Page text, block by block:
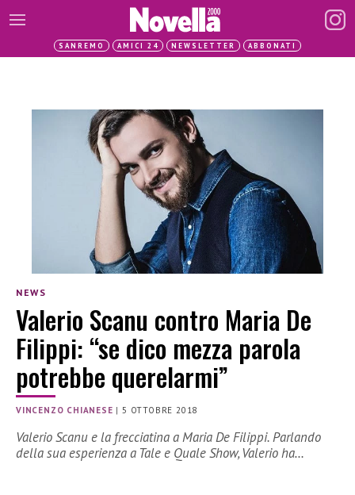
SANREMO AMICI 24 NEWSLETTER ABBONATI
NEWS
Valerio Scanu contro Maria De
Filippi: “se dico mezza parola
potrebbe querelarmi”
VINCENZO CHIANESE |5 OTTOBRE 2018
Valerio Scanu e la frecciatina a Maria De Filippi. Parlando
della sua esperienza a Tale e Quale Show, Valerio ha…